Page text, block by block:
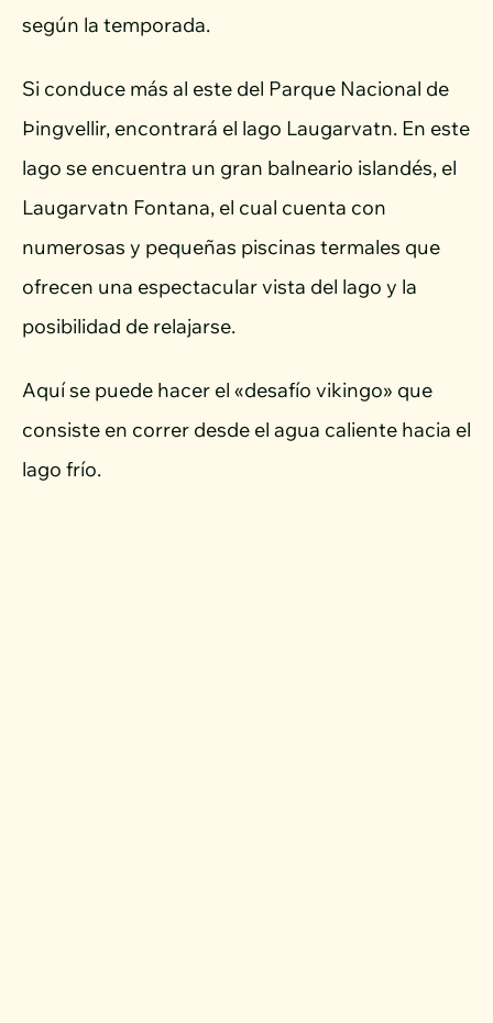
según la temporada.
Si conduce más al este del Parque Nacional de
Þingvellir, encontrará el lago Laugarvatn. En este
lago se encuentra un gran balneario islandés, el
Laugarvatn Fontana, el cual cuenta con
numerosas y pequeñas piscinas termales que
ofrecen una espectacular vista del lago y la
posibilidad de relajarse.
Aquí se puede hacer el «desafío vikingo» que
consiste en correr desde el agua caliente hacia el
lago frío.